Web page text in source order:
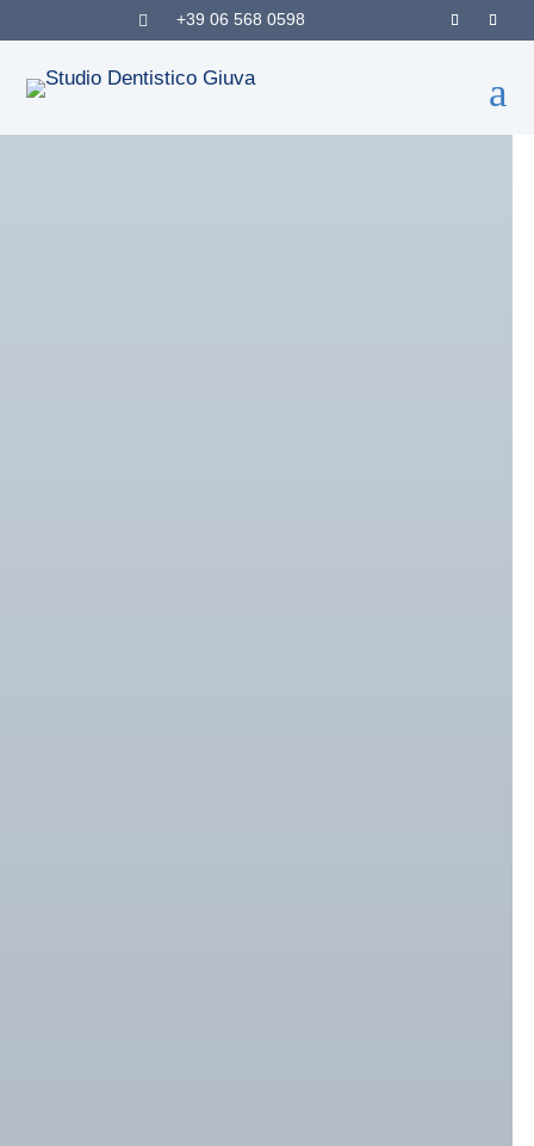
 +39 06 568 0598
a